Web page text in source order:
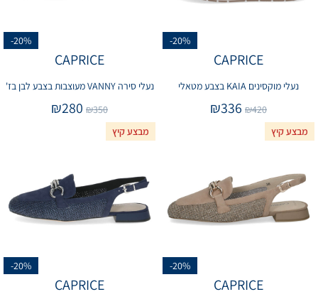
-20%
CAPRICE
נעלי מוקסינים KAIA בצבע מטאלי
₪420
₪336
-20%
CAPRICE
נעלי סירה VANNY מעוצבות בצבע לבן בז'
₪350
₪280
מבצע קיץ
-20%
CAPRICE
מבצע קיץ
-20%
CAPRICE